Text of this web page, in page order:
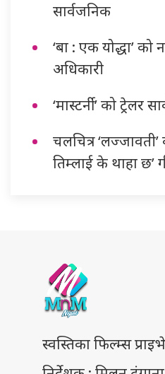
सार्वजनिक
‘बा : एक योद्धा’ को
अधिकारी
‘मास्टर्नी’ को ट्रेलर
चलचित्र
तिम्लाई के थाहा छ’
स्वस्तिका फिल्म्स